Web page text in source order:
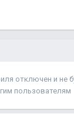
отключен и не
пользователям